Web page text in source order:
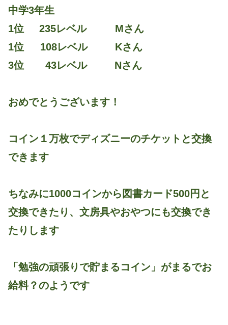
中学3年生
1位 235レベル Mさん
1位 108レベル Kさん
3位 43レベル Nさん
おめでとうございます！
コイン１万枚でディズニーのチケットと交換
できます
ちなみに1000コインから図書カード500円と
交換できたり、文房具やおやつにも交換でき
たりします
「勉強の頑張りで貯まるコイン」がまるでお
給料？のようです